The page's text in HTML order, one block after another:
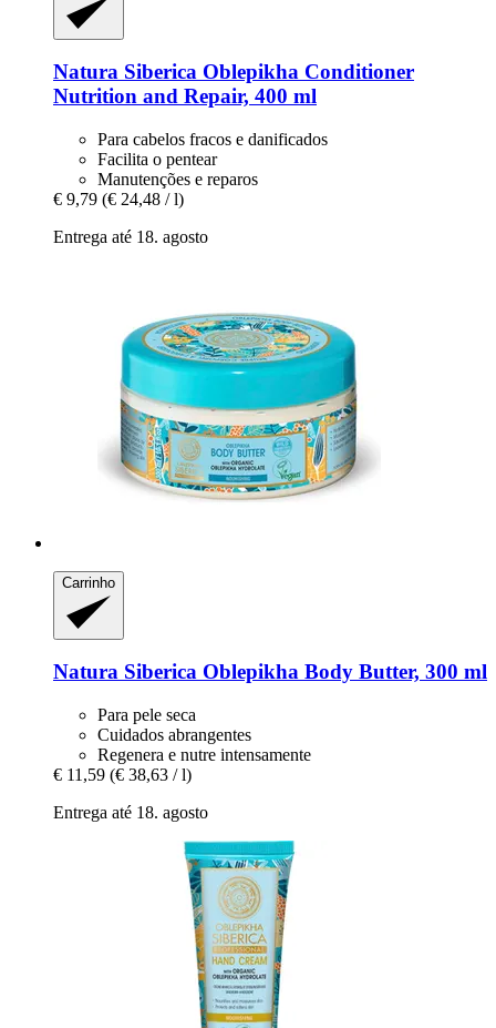
Natura Siberica Oblepikha Conditioner
Nutrition and Repair, 400 ml
Para cabelos fracos e danificados
Facilita o pentear
Manutenções e reparos
€ 9,79 (€ 24,48 / l)
Entrega até 18. agosto
Carrinho
Natura Siberica Oblepikha Body Butter, 300 ml
Para pele seca
Cuidados abrangentes
Regenera e nutre intensamente
€ 11,59 (€ 38,63 / l)
Entrega até 18. agosto